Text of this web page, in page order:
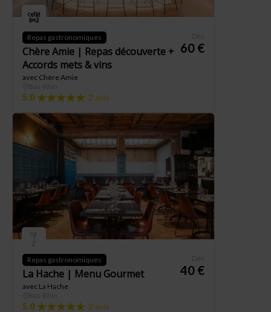
Repas gastronomiques
Chère Amie | Repas découverte +
Accords mets & vins
avec Chère Amie
60 €
5.0 2 avis
Repas gastronomiques
La Hache | Menu Gourmet
avec La Hache
40 €
5.0 2 avis